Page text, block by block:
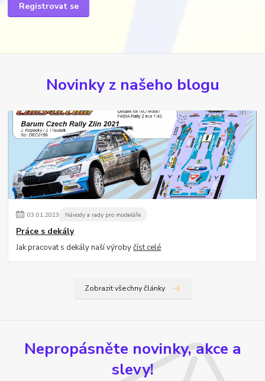
Registrovat se
Novinky z našeho blogu
03.01.2023 Návody a rady pro modeláře
Práce s dekály
Jak pracovat s dekály naší výrobyčíst celé
Zobrazit všechny články
Nepropásněte novinky, akce a
slevy!